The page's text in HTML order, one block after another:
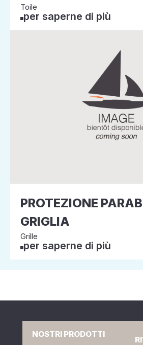
Toile
per saperne di più
PROTEZIONE
GRIGLIA
Grille
per saperne di più
NOSTRI PRODOTTI